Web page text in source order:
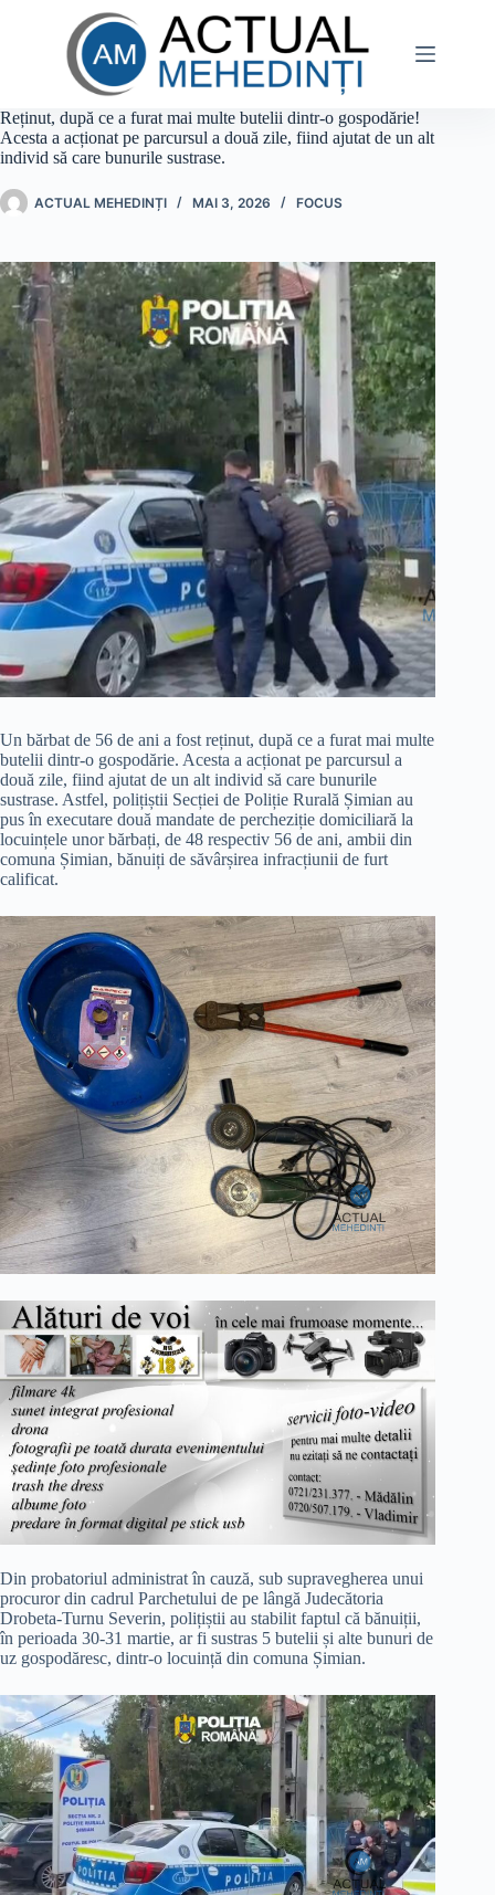
Reținut, după ce a furat mai multe butelii dintr-o gospodărie!
Acesta a acționat pe parcursul a două zile, fiind ajutat de un alt
individ să care bunurile sustrase.
ACTUAL MEHEDINȚI MAI 3, 2026 FOCUS
Un bărbat de 56 de ani a fost reținut, după ce a furat mai multe
butelii dintr-o gospodărie. Acesta a acționat pe parcursul a
două zile, fiind ajutat de un alt individ să care bunurile
sustrase. Astfel, polițiștii Secției de Poliție Rurală Șimian au
pus în executare două mandate de percheziție domiciliară la
locuințele unor bărbați, de 48 respectiv 56 de ani, ambii din
comuna Șimian, bănuiți de săvârșirea infracțiunii de furt
calificat.
Din probatoriul administrat în cauză, sub supravegherea unui
procuror din cadrul Parchetului de pe lângă Judecătoria
Drobeta-Turnu Severin, polițiștii au stabilit faptul că bănuiții,
în perioada 30-31 martie, ar fi sustras 5 butelii și alte bunuri de
uz gospodăresc, dintr-o locuință din comuna Șimian.